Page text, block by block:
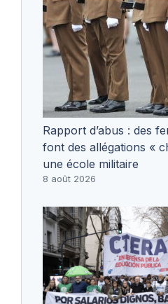
Rapport d’abus : des
font des allégations «
une école militaire
8 août 2026